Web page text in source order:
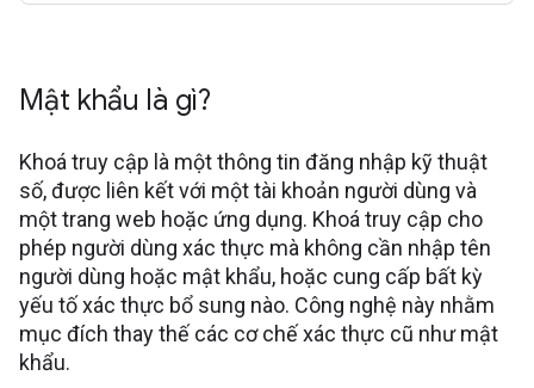
Mật khẩu là gì?
Khoá truy cập là một thông tin đăng nhập kỹ thuật
số, được liên kết với một tài khoản người dùng và
một trang web hoặc ứng dụng. Khoá truy cập cho
phép người dùng xác thực mà không cần nhập tên
người dùng hoặc mật khẩu, hoặc cung cấp bất kỳ
yếu tố xác thực bổ sung nào. Công nghệ này nhằm
mục đích thay thế các cơ chế xác thực cũ như mật
khẩu.